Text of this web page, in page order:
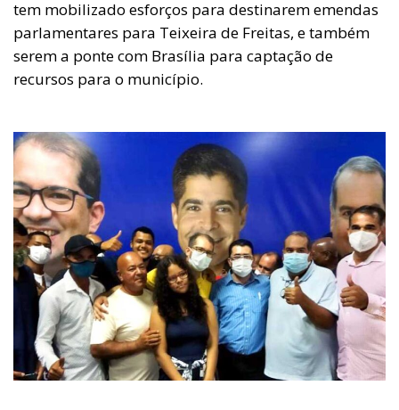
tem mobilizado esforços para destinarem emendas
parlamentares para Teixeira de Freitas, e também
serem a ponte com Brasília para captação de
recursos para o município.